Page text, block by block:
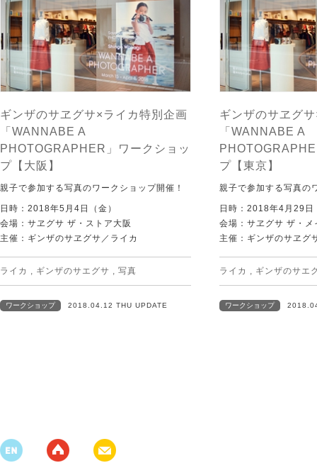
ギンザのサヱグサ×ライカ特別企画
「WANNABE A
PHOTOGRAPHER」ワークショッ
プ【大阪】
親子で参加する写真のワークショップ開催！
日時：2018年5月4日（金）
会場：サヱグサ ザ・ストア大阪
主催：ギンザのサヱグサ／ライカ
ライカ , ギンザのサエグサ , 写真
ワークショップ 2018.04.12 THU UPDATE
ギンザのサヱグ
「WANNABE A
プ【東京】
親子で参加する写真の
日時：2018年4月29日
会場：サヱグサ ザ・メ
主催：ギンザのサヱグ
ライカ , ギンザのサエ
ワークショップ